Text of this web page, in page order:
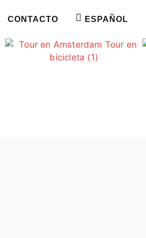
CONTACTO ESPAÑOL